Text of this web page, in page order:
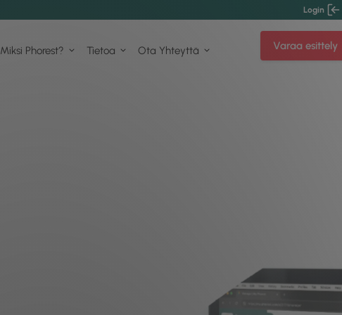
Login
Miksi Phorest? Tietoa Ota Yhteyttä Varaa esittely